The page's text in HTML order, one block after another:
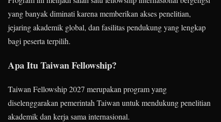
yang banyak diminati karena memberikan akses penelitian,
jejaring akademik global, dan fasilitas pendukung yang lengkap
bagi peserta terpilih.
Apa Itu Taiwan Fellowship?
Taiwan Fellowship 2027 merupakan program yang
diselenggarakan pemerintah Taiwan untuk mendukung penelitian
akademik dan kerja sama internasional.